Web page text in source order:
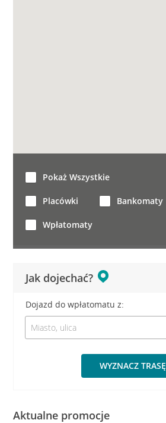
Jak dojechać?
Dojazd do wpłatomatu z:
WYZNACZ TRASĘ
Pokaż Wszystkie
Placówki Bankomaty
Wpłatomaty
Aktualne promocje